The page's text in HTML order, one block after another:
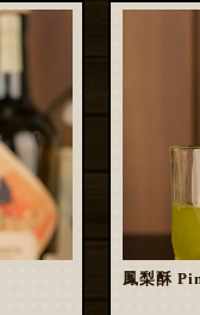
鳳梨酥